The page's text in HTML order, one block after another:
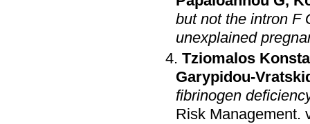
but not the intron F
unexplained
Tziomalos
Garypidou-
fibrinogen
Risk Management.